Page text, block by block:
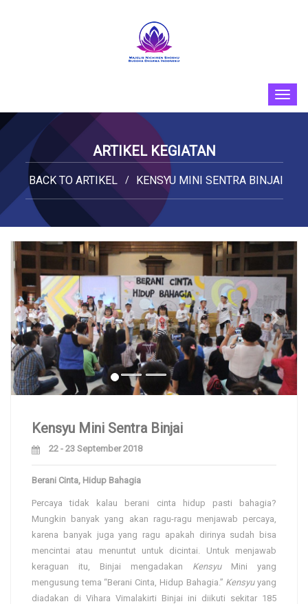
ARTIKEL KEGIATAN
BACK TO ARTIKEL KENSYU MINI SENTRA BINJAI
Previous Next
Kensyu Mini Sentra Binjai
22 - 23 September 2018
Berani Cinta, Hidup Bahagia
Percaya tidak kalau berani cinta hidup pasti bahagia?
Mungkin banyak yang akan ragu-ragu menjawab percaya,
karena banyak juga yang ragu apakah dirinya sudah bisa
mencintai atau menuntut untuk dicintai. Untuk menjawab
keraguan itu, Binjai mengadakan KensyuMini yang
mengusung tema “Berani Cinta, Hidup Bahagia.” Kensyuyang
diadakan di Vihara Vimalakirti Binjai ini diikuti sekitar 185